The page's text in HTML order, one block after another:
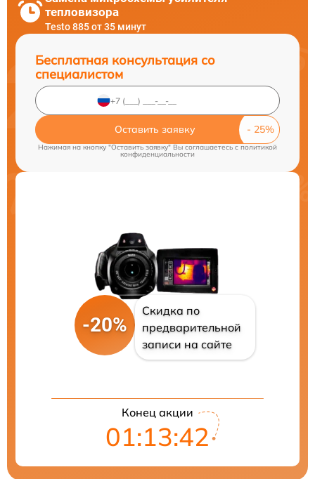
тепловизора
Testo 885 от 35 минут
Бесплатная консультация со
специалистом
Оставить заявку
Нажимая на кнопку "Оставить заявку" Вы соглашаетесь cполитикой
конфиденциальности
-20%
Скидка по
предварительной
записи на сайте
Конец акции
01:13:41